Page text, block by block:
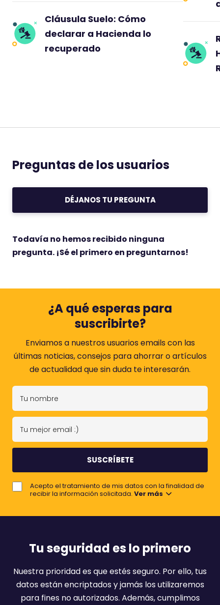
Cláusula Suelo: Cómo
declarar a Hacienda lo
recuperado
Preguntas de los usuarios
DÉJANOS TU PREGUNTA
Todavía no hemos recibido ninguna
pregunta. ¡Sé el primero en preguntarnos!
¿A qué esperas para
suscribirte?
Enviamos a nuestros usuarios emails con las
últimas noticias, consejos para ahorrar o artículos
de actualidad que sin duda te interesarán.
T
n
m
r
e
T
m
j
o
e
Acepto el tratamiento de mis datos con la finalidad de
recibir la información solicitada. Ver más
Tu seguridad es lo primero
Nuestra prioridad es que estés seguro. Por ello, tus
datos están encriptados y jamás los utilizaremos
para fines no autorizados. Además, cumplimos